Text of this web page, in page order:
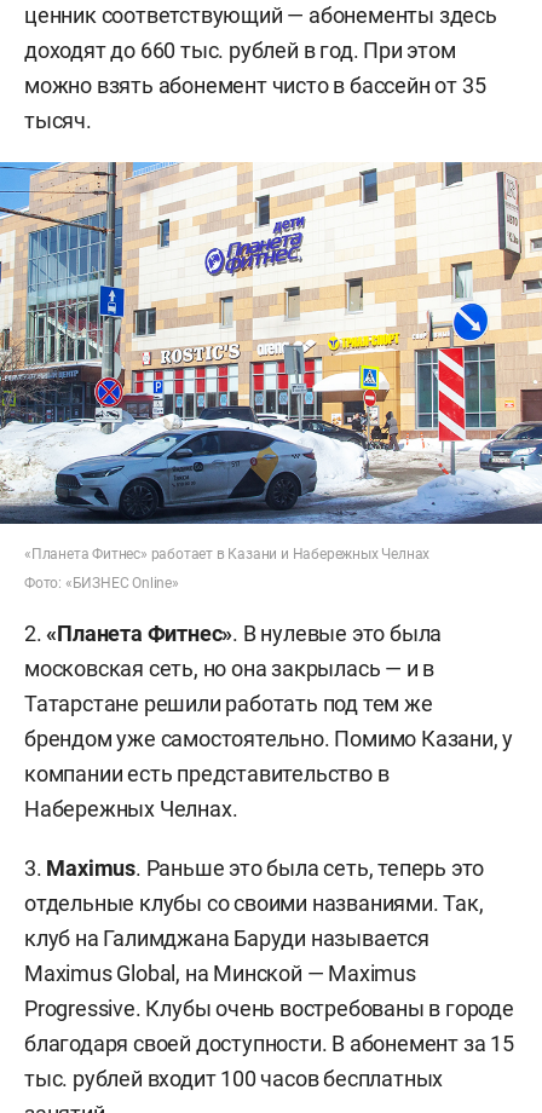
ценник соответствующий — абонементы здесь
доходят до 660 тыс. рублей в год. При этом
можно взять абонемент чисто в бассейн от 35
тысяч.
«Планета Фитнес» работает в Казани и Набережных Челнах
Фото: «БИЗНЕС Online»
2.«Планета Фитнес». В нулевые это была
московская сеть, но она закрылась — и в
Татарстане решили работать под тем же
брендом уже самостоятельно. Помимо Казани, у
компании есть представительство в
Набережных Челнах.
3. Maximus. Раньше это была сеть, теперь это
отдельные клубы со своими названиями. Так,
клуб на Галимджана Баруди называется
Maximus Global, на Минской — Maximus
Progressive. Клубы очень востребованы в городе
благодаря своей доступности. В абонемент за 15
тыс. рублей входит 100 часов бесплатных